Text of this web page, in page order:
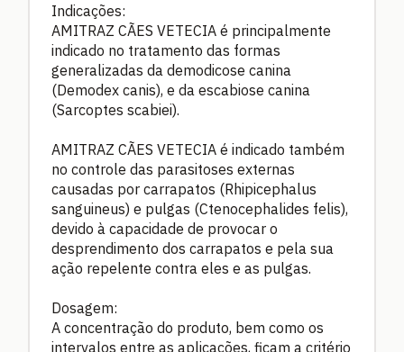
Indicações:
AMITRAZ CÃES VETECIA é principalmente
indicado no tratamento das formas
generalizadas da demodicose canina
(Demodex canis), e da escabiose canina
(Sarcoptes scabiei).
AMITRAZ CÃES VETECIA é indicado também
no controle das parasitoses externas
causadas por carrapatos (Rhipicephalus
sanguineus) e pulgas (Ctenocephalides felis),
devido à capacidade de provocar o
desprendimento dos carrapatos e pela sua
ação repelente contra eles e as pulgas.
Dosagem:
A concentração do produto, bem como os
intervalos entre as aplicações, ficam a critério